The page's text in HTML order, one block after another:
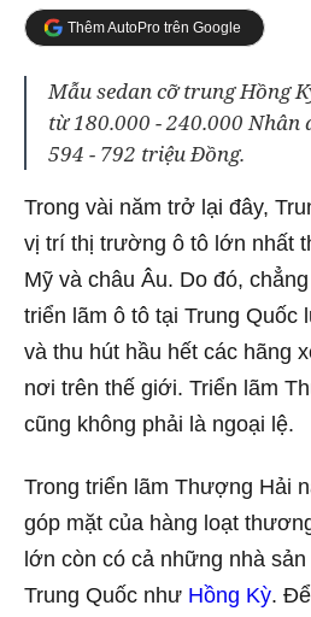
Thêm AutoPro trên Google
Mẫu sedan cỡ trung Hồng
từ 180.000 - 240.000 Nhân
594 - 792 triệu Đồng.
Trong vài năm trở lại đây,
vị trí thị trường ô tô lớn nhất
Mỹ và châu Âu. Do đó,
triển lãm ô tô tại Trung Quốc
và thu hút hầu hết các hãng
nơi trên thế giới. Triển lãm
cũng không phải là ngoại lệ.
Trong triển lãm Thượng Hải
góp mặt của hàng loạt
lớn còn có cả những nhà
Trung Quốc như Hồng Kỳ.